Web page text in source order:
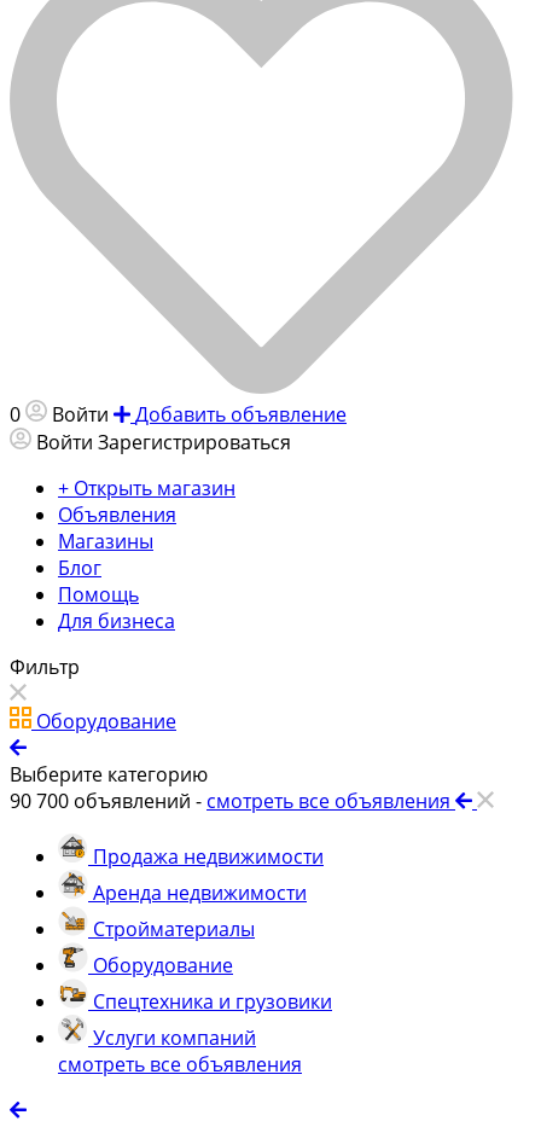
0 Войти
Добавить объявление
Войти Зарегистрироваться
+ Открыть магазин
Объявления
Магазины
Блог
Помощь
Для бизнеса
Фильтр
Оборудование
Выберите категорию
90 700 объявлений - смотреть все объявления
Продажа недвижимости
Аренда недвижимости
Стройматериалы
Оборудование
Спецтехника и грузовики
Услуги компаний
смотреть все объявления